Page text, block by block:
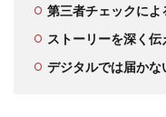
第三者チェックによ
ストーリーを深く伝
デジタルでは届かな